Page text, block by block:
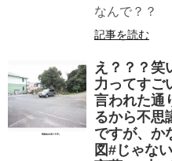
なんで？？
記事を読む
え？？？笑
力ってすご
言われた通
るから不思
ですが、か
図#じゃな